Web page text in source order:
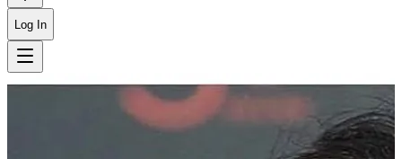
Log In